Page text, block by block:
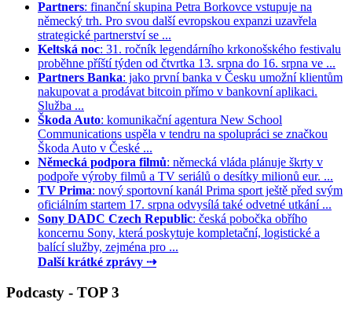
Partners: finanční skupina Petra Borkovce vstupuje na
německý trh. Pro svou další evropskou expanzi uzavřela
strategické partnerství se ...
Keltská noc: 31. ročník legendárního krkonošského festivalu
proběhne příští týden od čtvrtka 13. srpna do 16. srpna ve ...
Partners Banka: jako první banka v Česku umožní klientům
nakupovat a prodávat bitcoin přímo v bankovní aplikaci.
Služba ...
Škoda Auto: komunikační agentura New School
Communications uspěla v tendru na spolupráci se značkou
Škoda Auto v České ...
Německá podpora filmů: německá vláda plánuje škrty v
podpoře výroby filmů a TV seriálů o desítky milionů eur. ...
TV Prima: nový sportovní kanál Prima sport ještě před svým
oficiálním startem 17. srpna odvysílá také odvetné utkání ...
Sony DADC Czech Republic: česká pobočka obřího
koncernu Sony, která poskytuje kompletační, logistické a
balící služby, zejména pro ...
Další krátké zprávy ⇢
Podcasty - TOP 3